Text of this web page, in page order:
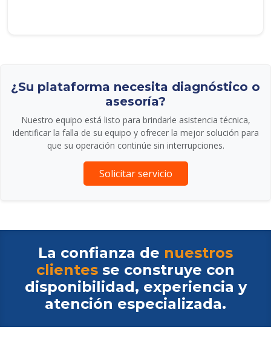
¿Su plataforma necesita diagnóstico o
asesoría?
Nuestro equipo está listo para brindarle asistencia técnica,
identificar la falla de su equipo y ofrecer la mejor solución para
que su operación continúe sin interrupciones.
Solicitar servicio
La confianza de nuestros
clientes se construye con
disponibilidad, experiencia y
atención especializada.